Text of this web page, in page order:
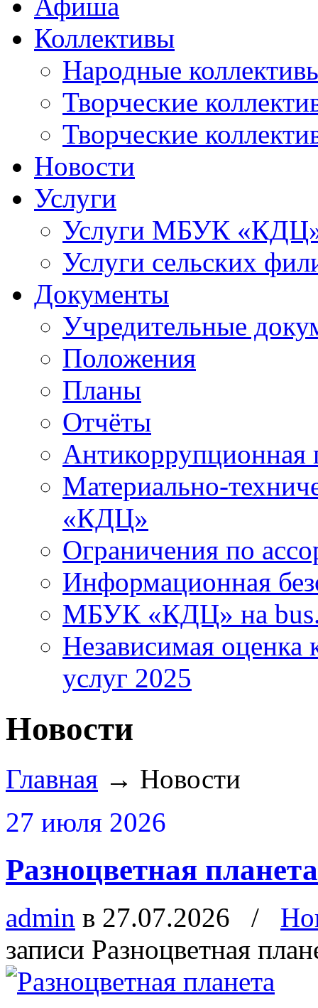
Афиша
Коллективы
Народные
Творческие
Творческие
Новости
Услуги
Услуги МБУК
Услуги сельских
Документы
Учредительные
Положения
Планы
Отчёты
Антикоррупционная
Материально-
«КДЦ»
Ограничения по
Информационная
МБУК «КДЦ» на
Независимая оценка
услуг 2025
Новости
Главная → Новости
27 июля 2026
Разноцветная планета
admin в 27.07.2026 /
записи Разноцветная